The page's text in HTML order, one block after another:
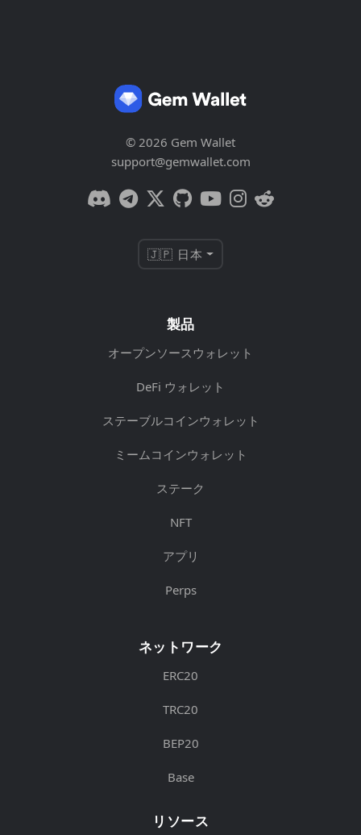
© 2026 Gem Wallet
support@gemwallet.com
🇯🇵 日本
製品
オープンソースウォレット
DeFi ウォレット
ステーブルコインウォレット
ミームコインウォレット
ステーク
NFT
アプリ
Perps
ネットワーク
ERC20
TRC20
BEP20
Base
リソース